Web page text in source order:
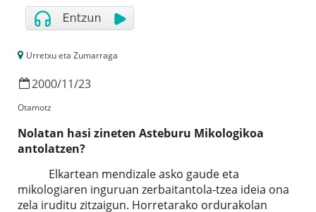
Urretxu eta Zumarraga
2000/11/23
Otamotz
Nolatan hasi zineten Asteburu Mikologikoa
antolatzen?
Elkartean mendizale asko gaude eta
mikologiaren inguruan zerbaitantola-tzea ideia ona
zela iruditu zitzaigun. Horretarako ordurakolan